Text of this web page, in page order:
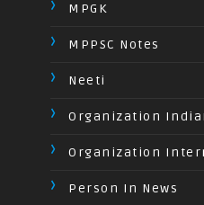
MPGK
MPPSC Notes
Neeti
Organization
Organization
Person In News